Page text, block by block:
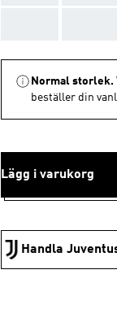
Normal storlek.
beställer din
Lägg i varukorg
Handla